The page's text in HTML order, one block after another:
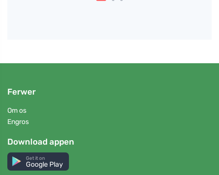
Ferwer
Om os
Engros
Download appen
Get it on
Google Play